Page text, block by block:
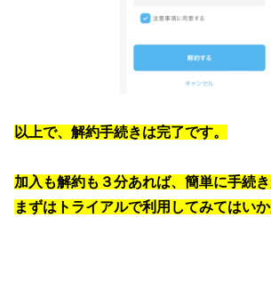
以上で、解約手続きは完了です。
加入も解約も３分あれば、簡単に手続き
まずはトライアルで利用してみてはいか